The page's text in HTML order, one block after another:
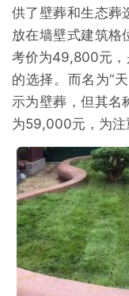
供了壁葬和生态葬
放在墙壁式建筑格
考价为49,800元，
的选择。而名为“
示为壁葬，但其名
为59,000元，为注